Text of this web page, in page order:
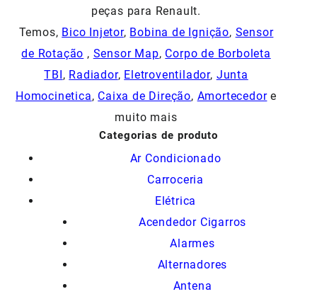
peças para Renault.
Temos, Bico Injetor, Bobina de Ignição, Sensor
de Rotação , Sensor Map, Corpo de Borboleta
TBI, Radiador, Eletroventilador, Junta
Homocinetica, Caixa de Direção, Amortecedore
muito mais
Categorias de produto
Ar Condicionado
Carroceria
Elétrica
Acendedor Cigarros
Alarmes
Alternadores
Antena